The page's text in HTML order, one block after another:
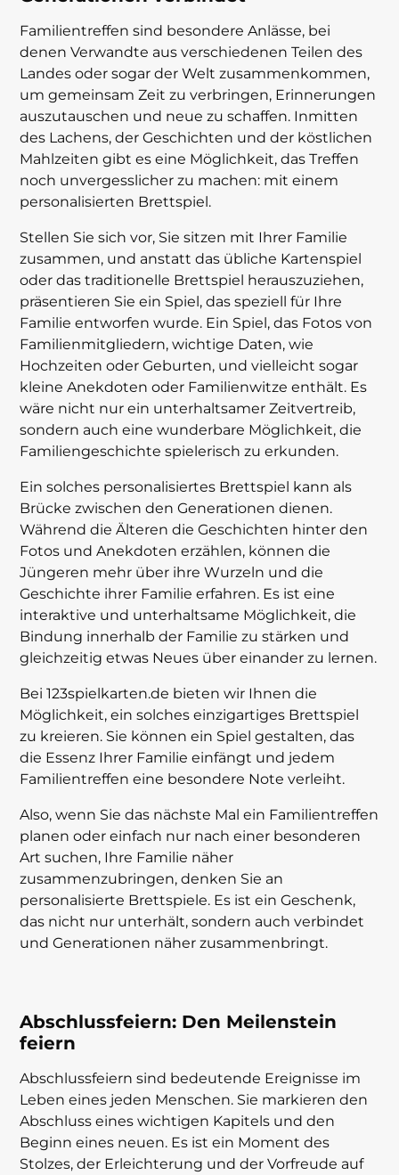
Familientreffen sind besondere Anlässe, bei
denen Verwandte aus verschiedenen Teilen des
Landes oder sogar der Welt zusammenkommen,
um gemeinsam Zeit zu verbringen, Erinnerungen
auszutauschen und neue zu schaffen. Inmitten
des Lachens, der Geschichten und der köstlichen
Mahlzeiten gibt es eine Möglichkeit, das Treffen
noch unvergesslicher zu machen: mit einem
personalisierten Brettspiel.
Stellen Sie sich vor, Sie sitzen mit Ihrer Familie
zusammen, und anstatt das übliche Kartenspiel
oder das traditionelle Brettspiel herauszuziehen,
präsentieren Sie ein Spiel, das speziell für Ihre
Familie entworfen wurde. Ein Spiel, das Fotos von
Familienmitgliedern, wichtige Daten, wie
Hochzeiten oder Geburten, und vielleicht sogar
kleine Anekdoten oder Familienwitze enthält. Es
wäre nicht nur ein unterhaltsamer Zeitvertreib,
sondern auch eine wunderbare Möglichkeit, die
Familiengeschichte spielerisch zu erkunden.
Ein solches personalisiertes Brettspiel kann als
Brücke zwischen den Generationen dienen.
Während die Älteren die Geschichten hinter den
Fotos und Anekdoten erzählen, können die
Jüngeren mehr über ihre Wurzeln und die
Geschichte ihrer Familie erfahren. Es ist eine
interaktive und unterhaltsame Möglichkeit, die
Bindung innerhalb der Familie zu stärken und
gleichzeitig etwas Neues über einander zu lernen.
Bei 123spielkarten.de bieten wir Ihnen die
Möglichkeit, ein solches einzigartiges Brettspiel
zu kreieren. Sie können ein Spiel gestalten, das
die Essenz Ihrer Familie einfängt und jedem
Familientreffen eine besondere Note verleiht.
Also, wenn Sie das nächste Mal ein Familientreffen
planen oder einfach nur nach einer besonderen
Art suchen, Ihre Familie näher
zusammenzubringen, denken Sie an
personalisierte Brettspiele. Es ist ein Geschenk,
das nicht nur unterhält, sondern auch verbindet
und Generationen näher zusammenbringt.
Abschlussfeiern: Den Meilenstein
feiern
Abschlussfeiern sind bedeutende Ereignisse im
Leben eines jeden Menschen. Sie markieren den
Abschluss eines wichtigen Kapitels und den
Beginn eines neuen. Es ist ein Moment des
Stolzes, der Erleichterung und der Vorfreude auf